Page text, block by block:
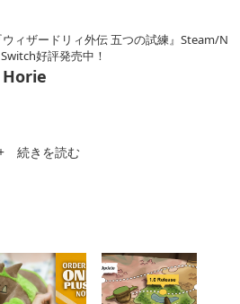
ィザードリィ外伝 五つの試練』Steam/N
好評発売中！
続きを読む